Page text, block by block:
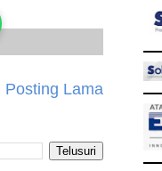
Posting Lama